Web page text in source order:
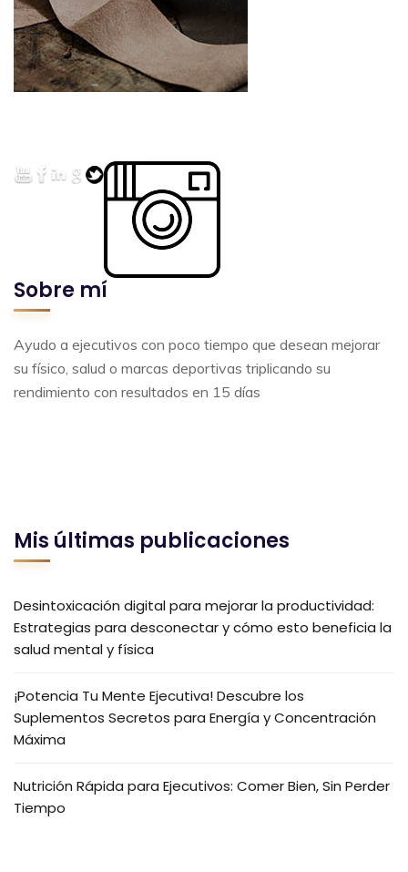
Sobre mí
Ayudo a ejecutivos con poco tiempo que desean mejorar
su físico, salud o marcas deportivas triplicando su
rendimiento con resultados en 15 días
Mis últimas publicaciones
Desintoxicación digital para mejorar la productividad:
Estrategias para desconectar y cómo esto beneficia la
salud mental y física
¡Potencia Tu Mente Ejecutiva! Descubre los
Suplementos Secretos para Energía y Concentración
Máxima
Nutrición Rápida para Ejecutivos: Comer Bien, Sin Perder
Tiempo